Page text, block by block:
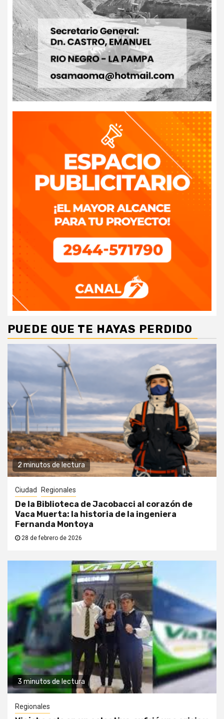
PUEDE QUE TE HAYAS PERDIDO
2 minutos de lectura
Ciudad Regionales
De la Biblioteca de Jacobacci al corazón de
Vaca Muerta: la historia de la ingeniera
Fernanda Montoya
28 de febrero de 2026
3 minutos de lectura
Regionales